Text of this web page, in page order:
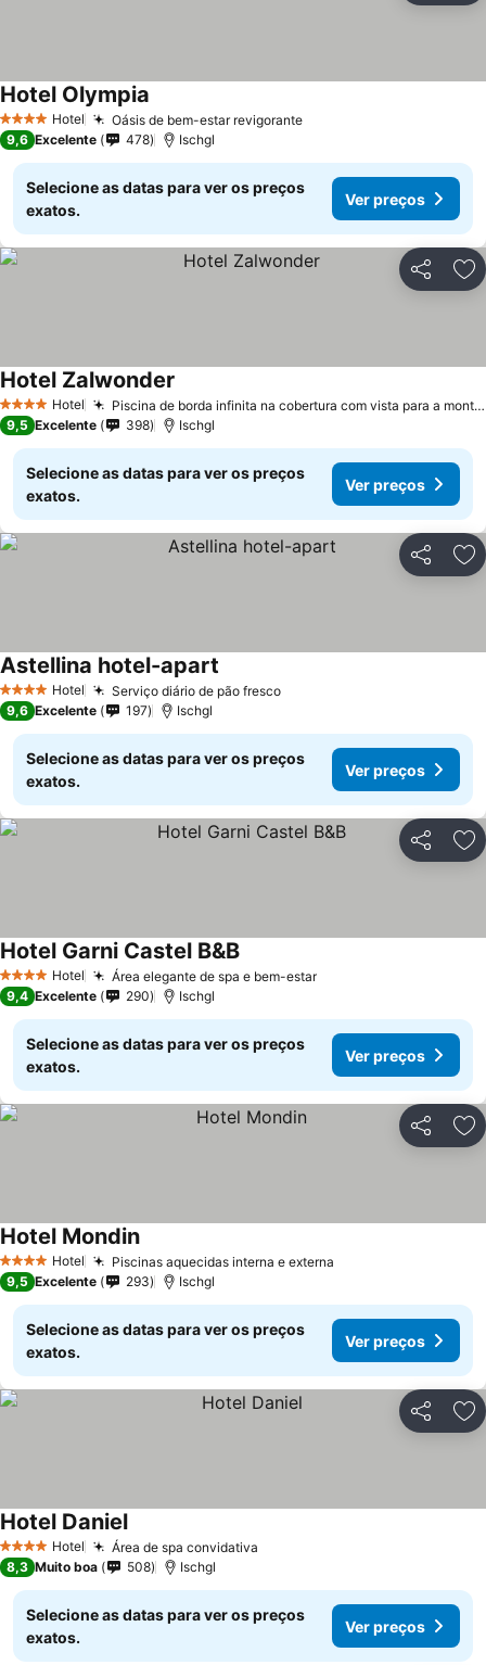
4 EstrelasHotel Oásis de bem-estar revigoranteVer preços
Hotel Olympia
9,6 Excelente 478 Ischgl
Selecione as datas para ver os preços
exatos.
Ver preços
Partilhar
4 EstrelasHotel Piscina de borda infinita na cobertura com vista para a montanha
Hotel Zalwonder
9,5 Excelente 398 Ischgl
Selecione as datas para ver os preços
exatos.
Ver preços
Partilhar
4 EstrelasHotel Serviço diário de pão frescoVer preços
Astellina hotel-apart
9,6 Excelente 197 Ischgl
Selecione as datas para ver os preços
exatos.
Ver preços
Partilhar
4 EstrelasHotel Área elegante de spa e bem-estarVer preços
Hotel Garni Castel B&BVer preços
9,4 Excelente 290 Ischgl
Selecione as datas para ver os preços
exatos.
Ver preços
Partilhar
4 EstrelasHotel Piscinas aquecidas interna e externa
Hotel MondinVer preços
9,5 Excelente 293 Ischgl
Selecione as datas para ver os preços
exatos.
Ver preços
Partilhar
4 EstrelasHotel Área de spa convidativa
Hotel DanielVer preços
8,3 Muito boa 508 Ischgl
Selecione as datas para ver os preços
exatos.
Ver preços